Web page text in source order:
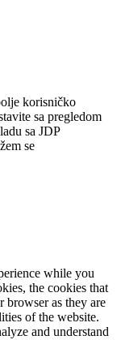
korisničko
sa pregledom
sa JDP
se
while you
the cookies that
browser as they are
of the website.
and understand